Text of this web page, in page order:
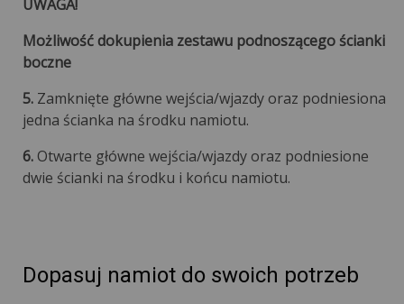
UWAGA!
Możliwość dokupienia zestawu podnoszącego ścianki
boczne
5. Zamknięte główne wejścia/wjazdy oraz podniesiona
jedna ścianka na środku namiotu.
6.Otwarte główne wejścia/wjazdy oraz podniesione
dwie ścianki na środku i końcu namiotu.
Dopasuj namiot do swoich potrzeb